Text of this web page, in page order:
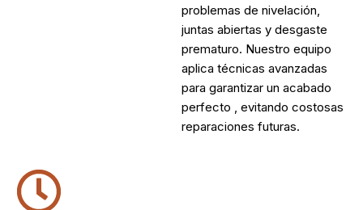
problemas de nivelación,
juntas abiertas y desgaste
prematuro. Nuestro equipo
aplica técnicas avanzadas
para garantizar un acabado
perfecto , evitando costosas
reparaciones futuras.